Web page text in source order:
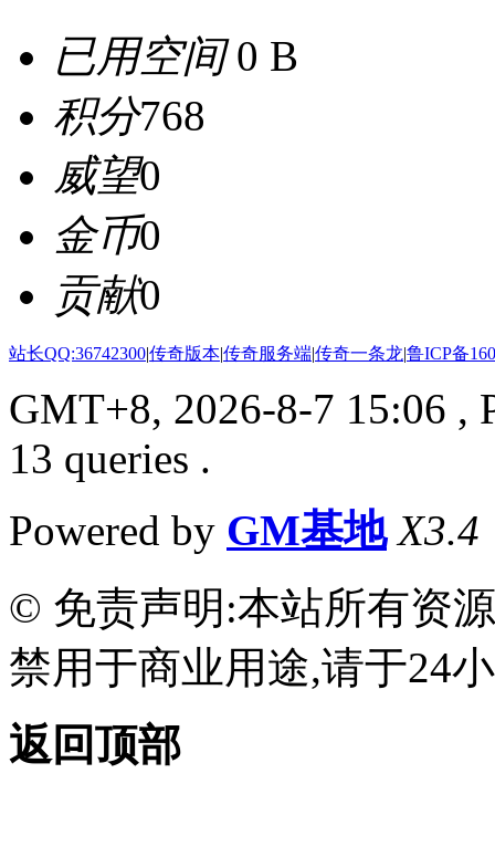
已用空间0 B
积分768
威望0
金币0
贡献0
站长QQ:36742300|传奇版本|传奇服务端|传奇一条龙|鲁ICP备
GMT+8, 2026-8-7 15:06 ,
13 queries .
Powered by GM基地 X3.4
© 免责声明:本站所有资
禁用于商业用途,请于24
返回顶部